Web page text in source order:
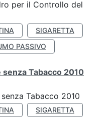
per il Controllo del
SIGARETTA
PASSIVO
Tabacco 2010
Tabacco 2010
SIGARETTA